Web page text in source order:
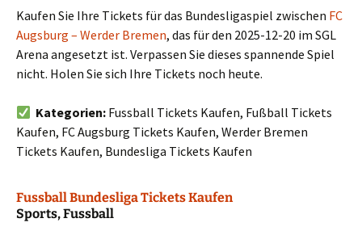
Kaufen Sie Ihre Tickets für das Bundesligaspiel zwischen FC
Augsburg – Werder Bremen, das für den 2025-12-20 im SGL
Arena angesetzt ist. Verpassen Sie dieses spannende Spiel
nicht. Holen Sie sich Ihre Tickets noch heute.
Kategorien: Fussball Tickets Kaufen, Fußball Tickets
Kaufen, FC Augsburg Tickets Kaufen, Werder Bremen
Tickets Kaufen, Bundesliga Tickets Kaufen
Fussball Bundesliga Tickets Kaufen
Sports, Fussball